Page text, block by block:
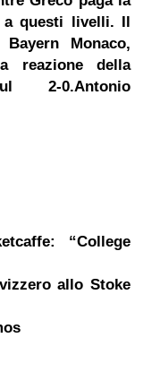
a questi livelli. Il
Monaco,
reazione della
2-0.Antonio
“College
allo Stoke